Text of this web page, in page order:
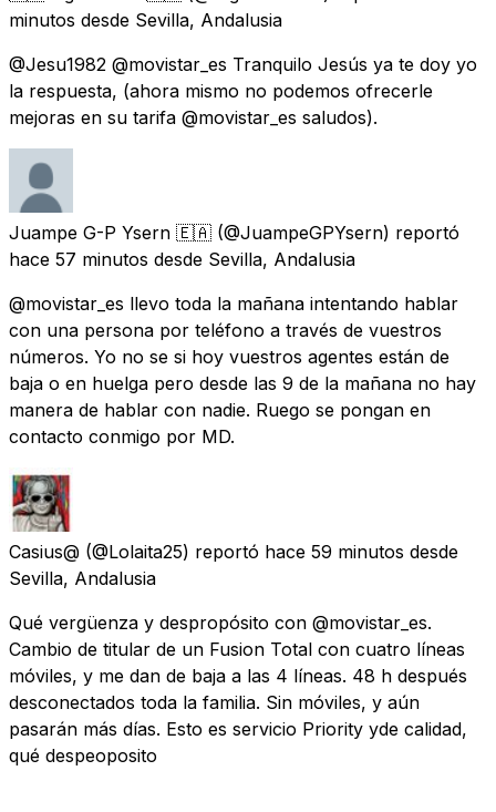
minutos desde Sevilla, Andalusia
@Jesu1982 @movistar_es Tranquilo Jesús ya te doy yo
la respuesta, (ahora mismo no podemos ofrecerle
mejoras en su tarifa @movistar_es saludos).
Juampe G-P Ysern 🇪🇦 (@JuampeGPYsern) reportó
hace 57 minutos desde Sevilla, Andalusia
@movistar_es llevo toda la mañana intentando hablar
con una persona por teléfono a través de vuestros
números. Yo no se si hoy vuestros agentes están de
baja o en huelga pero desde las 9 de la mañana no hay
manera de hablar con nadie. Ruego se pongan en
contacto conmigo por MD.
Casius@ (@Lolaita25) reportó hace 59 minutos desde
Sevilla, Andalusia
Qué vergüenza y despropósito con @movistar_es.
Cambio de titular de un Fusion Total con cuatro líneas
móviles, y me dan de baja a las 4 líneas. 48 h después
desconectados toda la familia. Sin móviles, y aún
pasarán más días. Esto es servicio Priority yde calidad,
qué despeoposito